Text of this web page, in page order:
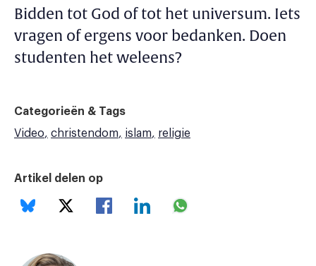
Bidden tot God of tot het universum. Iets
vragen of ergens voor bedanken. Doen
studenten het weleens?
Categorieën & Tags
Video
christendom islam religie
Artikel delen op